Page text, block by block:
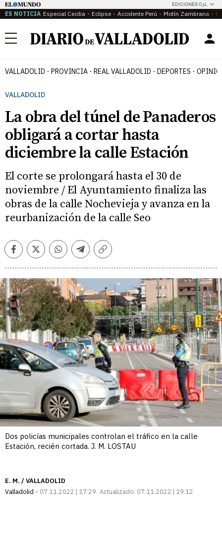
EDICIONES CyL
ES NOTICIA Especial Cecilia Eclipse Accidente Perú Motín Zambrana
Menú
VALLADOLID PROVINCIA REAL VALLADOLID DEPORTES
VALLADOLID
La obra del túnel de Panaderos
obligará a cortar hasta
diciembre la calle Estación
El corte se prolongará hasta el 30 de
noviembre / El Ayuntamiento finaliza las
obras de la calle Nochevieja y avanza en la
reurbanización de la calle Seo
FacebookTwitterWhatsappTelegramCopiar
Dos policías municipales controlan el tráfico en la calle
Estación, recién cortada. J. M. LOSTAU
E. M. / VALLADOLID
Valladolid
07.11.2022 | 17:29 Actualizado: 07.11.2022 | 19:12